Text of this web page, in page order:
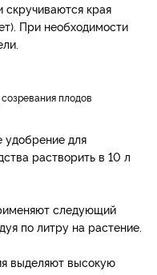
скручиваются края
При необходимости
плодов
удобрение для
растворить в 10 л
следующий
по литру на растение.
выделяют высокую